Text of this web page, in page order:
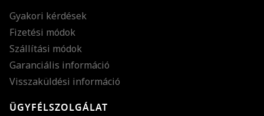
Gyakori kérdések
Fizetési módok
Szállítási módok
Garanciális információ
Visszaküldési információ
ÜGYFÉLSZOLGÁLAT